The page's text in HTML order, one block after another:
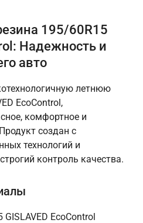
195/60R15
Надежность и
авто
летнюю
EcoControl,
комфортное и
создан с
технологий и
контроль качества.
EcoControl